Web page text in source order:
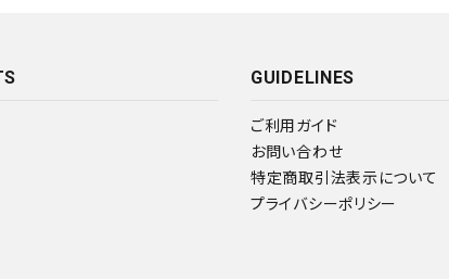
GUIDELINES
ご利用ガイド
お問い合わせ
特定商取引法表示について
プライバシーポリシー